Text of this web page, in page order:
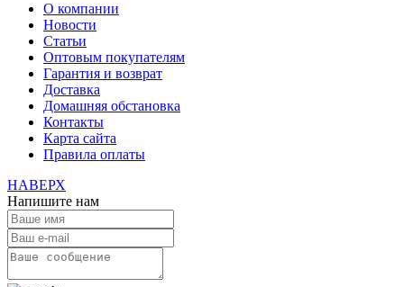
О компании
Новости
Статьи
Оптовым покупателям
Гарантия и возврат
Доставка
Домашняя обстановка
Контакты
Карта сайта
Правила оплаты
НАВЕРХ
Напишите нам